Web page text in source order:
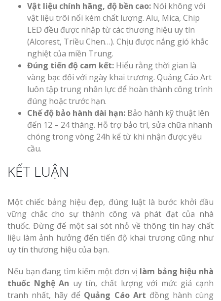
Vật liệu chính hãng, độ bền cao: Nói không với
vật liệu trôi nổi kém chất lượng. Alu, Mica, Chip
LED đều được nhập từ các thương hiệu uy tín
(Alcorest, Triều Chen…). Chịu được nắng gió khắc
nghiệt của miền Trung.
Đúng tiến độ cam kết: Hiểu rằng thời gian là
vàng bạc đối với ngày khai trương. Quảng Cáo Art
luôn tập trung nhân lực để hoàn thành công trình
đúng hoặc trước hạn.
Chế độ bảo hành dài hạn: Bảo hành kỹ thuật lên
đến 12 – 24 tháng. Hỗ trợ bảo trì, sửa chữa nhanh
chóng trong vòng 24h kể từ khi nhận được yêu
cầu.
KẾT LUẬN
Một chiếc bảng hiệu đẹp, đúng luật là bước khởi đầu
vững chắc cho sự thành công và phát đạt của nhà
thuốc. Đừng để một sai sót nhỏ về thông tin hay chất
liệu làm ảnh hưởng đến tiến độ khai trương cũng như
uy tín thương hiệu của bạn.
Nếu bạn đang tìm kiếm một đơn vị làm bảng hiệu nhà
thuốc Nghệ An uy tín, chất lượng với mức giá cạnh
tranh nhất, hãy để Quảng Cáo Art đồng hành cùng